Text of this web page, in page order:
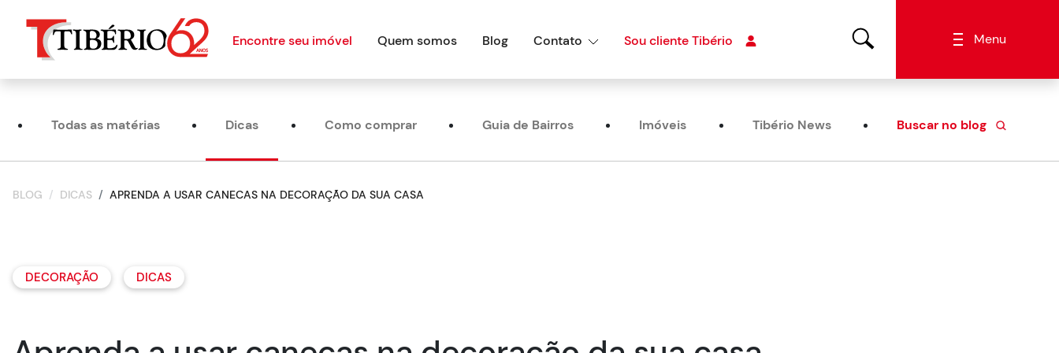
Encontre seu imóvel Quem somos Blog Contato Sou cliente Tibério Menu
Todas as matérias Dicas Como comprar Guia de Bairros Imóveis Tibério News Buscar no blog
BLOG DICAS APRENDA A USAR CANECAS NA DECORAÇÃO DA SUA CASA
DECORAÇÃO DICAS